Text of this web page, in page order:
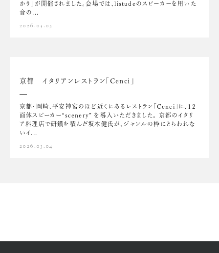
かり」が開催されました。会場では、listudeのスピーカーを用いた
音の...
2026.03.05
京都 イタリアンレストラン「Cenci」
京都・岡崎、平安神宮のほど近くにあるレストラン「Cenci」に、12
面体スピーカー“scenery” を導入いただきました。 京都のイタリ
ア料理店で研鑽を積んだ坂本健氏が、ジャンルの枠にとらわれな
いイ...
2026.03.04